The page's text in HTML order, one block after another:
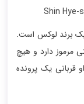
یک برند لوکس است.
مرموز دارد و هیچ
یک پرونده